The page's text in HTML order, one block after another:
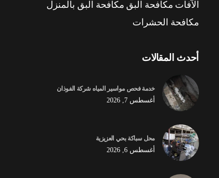
الآفات مكافحة البق مكافحة البق بالمنزل
مكافحة الحشرات
أحدث المقالات
خدمة فحص مواسير المياه شركة الفوذان
أغسطس 7, 2026
محل سباكة بحي العزيزية
أغسطس 6, 2026